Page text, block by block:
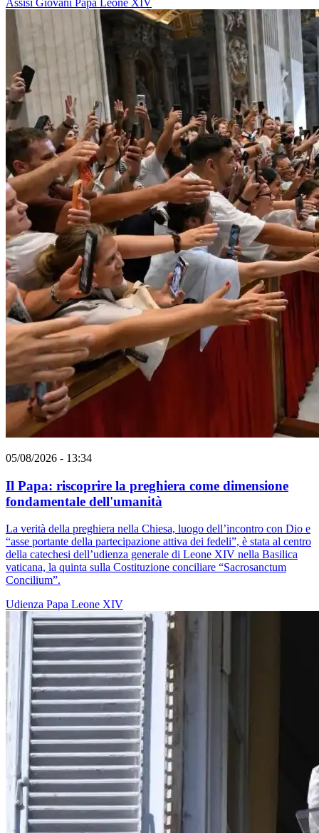
Assisi Giovani Papa Leone XIV
05/08/2026 - 13:34
Il Papa: riscoprire la preghiera come dimensione
fondamentale dell'umanità
La verità della preghiera nella Chiesa, luogo dell’incontro con Dio e
“asse portante della partecipazione attiva dei fedeli”, è stata al centro
della catechesi dell’udienza generale di Leone XIV nella Basilica
vaticana, la quinta sulla Costituzione conciliare “Sacrosanctum
Concilium”.
Udienza Papa Leone XIV